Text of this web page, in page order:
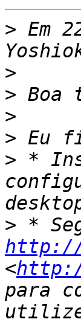
> Em
>
>
>
>
> *
>
http://
<
para